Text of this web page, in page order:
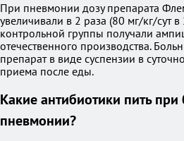
При пневмонии дозу препарата
увеличивали в 2 раза (80 мг/кг/сут
контрольной группы получали
отечественного производства.
препарат в виде суспензии в
приема после еды.
Какие антибиотики пить при
пневмонии?